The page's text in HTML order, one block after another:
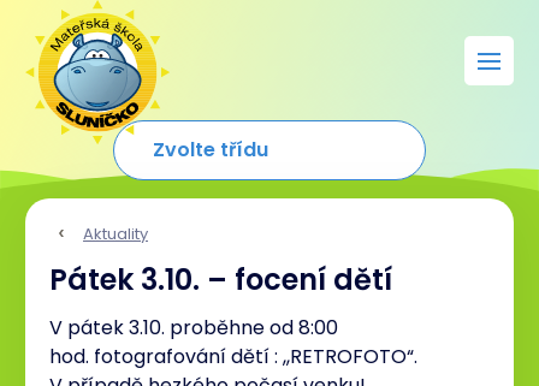
Aktuality
Pátek 3.10. – focení dětí
V pátek 3.10. proběhne od 8:00
hod. fotografování dětí : ,,RETROFOTO“.